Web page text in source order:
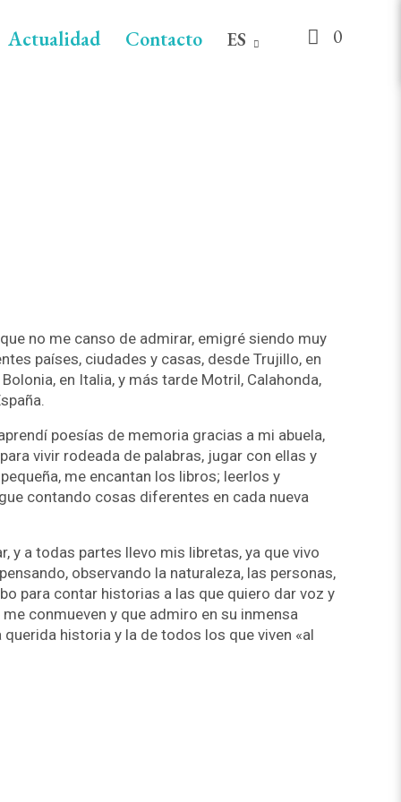
Actualidad Contacto ES 0
no me canso de admirar, emigré siendo muy
países, ciudades y casas, desde Trujillo, en
en Italia, y más tarde Motril, Calahonda,
poesías de memoria gracias a mi abuela,
vivir rodeada de palabras, jugar con ellas y
me encantan los libros; leerlos y
contando cosas diferentes en cada nueva
y a todas partes llevo mis libretas, ya que vivo
observando la naturaleza, las personas,
para contar historias a las que quiero dar voz y
conmueven y que admiro en su inmensa
historia y la de todos los que viven «al